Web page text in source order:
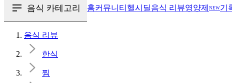
음식 카테고리 홈커뮤니티 헬시딜음식 리뷰영양제 NEW기
음식 리뷰
한식
찜